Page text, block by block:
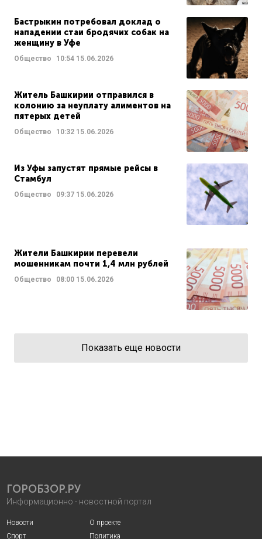
Бастрыкин потребовал доклад о
нападении стаи бродячих собак на
женщину в Уфе
Общество 10:54 15.06.2026
Житель Башкирии отправился в
колонию за неуплату алиментов на
пятерых детей
Общество 10:32 15.06.2026
Из Уфы запустят прямые рейсы в
Стамбул
Общество 09:37 15.06.2026
Жители Башкирии перевели
мошенникам почти 1,4 млн рублей
Общество 08:00 15.06.2026
Показать еще новости
ГОРОБЗОР.РУ
Информационно - новостной портал
Новости
Спорт
О проекте
Политика